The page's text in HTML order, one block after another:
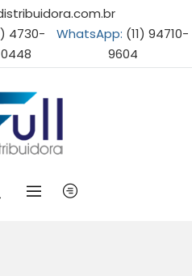
4730-
0448
WhatsApp: (11) 94710-
9604